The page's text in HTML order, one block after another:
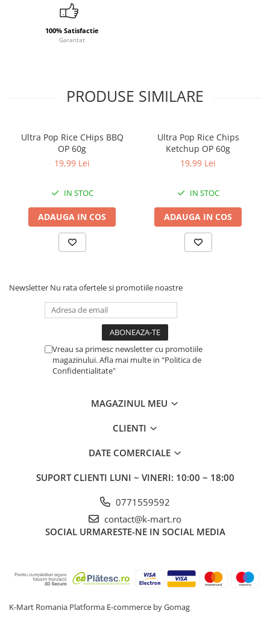
100% Satisfactie
Garantat
PRODUSE SIMILARE
Ultra Pop Rice CHips BBQ
OP 60g
19,99 Lei
IN STOC
ADAUGA IN COS
Ultra Pop Rice Chips
Ketchup OP 60g
19,99 Lei
IN STOC
ADAUGA IN COS
Newsletter Nu rata ofertele si promotiile noastre
Vreau sa primesc newsletter cu promotiile
magazinului. Afla mai multe in "Politica de
Confidentialitate"
MAGAZINUL MEU
CLIENTI
DATE COMERCIALE
SUPORT CLIENTI LUNI ~ VINERI: 10:00 ~ 18:00
0771559592
contact@k-mart.ro
SOCIAL URMARESTE-NE IN SOCIAL MEDIA
K-Mart Romania Platforma E-commerce by Gomag